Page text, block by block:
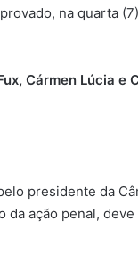
na quarta
Cármen Lúcia e
presidente da
da ação penal,